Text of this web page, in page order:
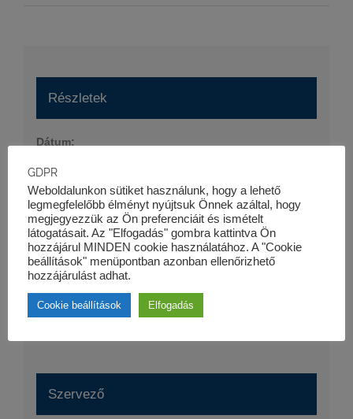
Részletek
Dátum:
Időpont:
09:00 - 12:30
Esemény kategória:
K&K PLUSZ KLUB Talentum Vezetőképző Program
Honlap:
https://kk-pro.hu/oktatas/talentum-vezetokepzo-
Szervező
GDPR
Weboldalunkon sütiket használunk, hogy a lehető
legmegfelelőbb élményt nyújtsuk Önnek azáltal, hogy
megjegyezzük az Ön preferenciáit és ismételt
látogatásait. Az "Elfogadás" gombra kattintva Ön
hozzájárul MINDEN cookie használatához. A "Cookie
beállítások" menüpontban azonban ellenőrizhető
hozzájárulást adhat.
Cookie beállítások Elfogadás